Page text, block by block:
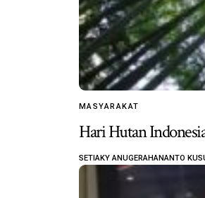
MASYARAKAT
Hari Hutan
SETIAKY ANUGERAHANANTO